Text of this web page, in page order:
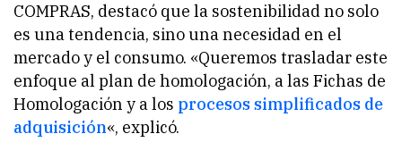
COMPRAS, destacó que la sostenibilidad no solo
es una tendencia, sino una necesidad en el
mercado y el consumo. «Queremos trasladar este
enfoque al plan de homologación, a las Fichas de
Homologación y a los procesos simplificados de
adquisición«, explicó.